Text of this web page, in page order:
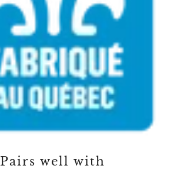
Pairs well with